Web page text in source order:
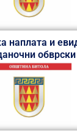
наплата и
обврски